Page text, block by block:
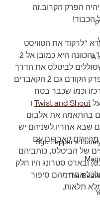
A
Sgt. Pepper's
The
הפרק הקרוב.זה
הכבוד!
“לרקוד את הטוויסט
לביטלס את הדרך
להצלחה.כמו בפרק הקודם גם 2 הקאברים
וכמו שכבר בטח
Twist and Shout ו
בהתאמה את אלבום
שבא אחריו.לשניהם יש
קאברים עם
של הביטלס, כותביהם
ובארט סטרונג היו חלק
אחד מהם סיפור
תלאות.